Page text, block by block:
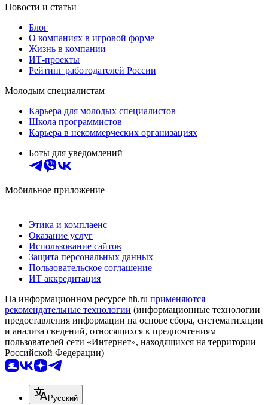
Новости и статьи
Блог
О компаниях в игровой форме
Жизнь в компании
ИТ-проекты
Рейтинг работодателей России
Молодым специалистам
Карьера для молодых специалистов
Школа программистов
Карьера в некоммерческих организациях
Боты для уведомлений
Мобильное приложение
Этика и комплаенс
Оказание услуг
Использование сайтов
Защита персональных данных
Пользовательское соглашение
ИТ аккредитация
На информационном ресурсе hh.ru применяются
рекомендательные технологии (информационные технологии
предоставления информации на основе сбора, систематизации
и анализа сведений, относящихся к предпочтениям
пользователей сети «Интернет», находящихся на территории
Российской Федерации)
Русский